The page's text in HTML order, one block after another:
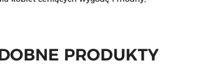
PRODUKTY